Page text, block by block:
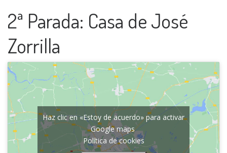
2ª Parada: Casa de José
Zorrilla
Haz clic en «Estoy de acuerdo» para activar
Google maps
Política de cookies